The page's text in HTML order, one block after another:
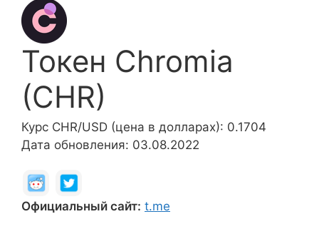
Токен Chromia
(CHR)
Курс CHR/USD (цена в долларах): 0.1704
Дата обновления: 03.08.2022
Официальный сайт: t.me